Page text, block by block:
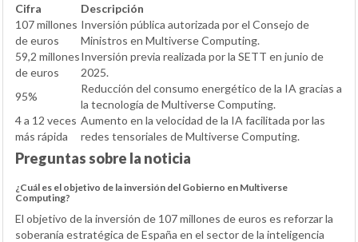
Cifra
Descripción
107 millones
de euros
Inversión pública autorizada por el Consejo de
Ministros en Multiverse Computing.
59,2 millones
de euros
Inversión previa realizada por la SETT en junio de
2025.
95%
Reducción del consumo energético de la IA gracias a
la tecnología de Multiverse Computing.
4 a 12 veces
más rápida
Aumento en la velocidad de la IA facilitada por las
redes tensoriales de Multiverse Computing.
Preguntas sobre la noticia
¿Cuál es el objetivo de la inversión del Gobierno en Multiverse
Computing?
El objetivo de la inversión de 107 millones de euros es reforzar la
soberanía estratégica de España en el sector de la inteligencia